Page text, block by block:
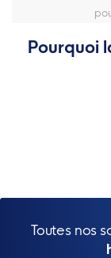
Pourquoi
Toutes nos